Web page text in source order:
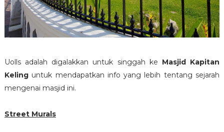
Uolls adalah digalakkan untuk singgah ke Masjid Kapitan
Kelinguntuk mendapatkan info yang lebih tentang sejarah
mengenai masjid ini.
Street Murals